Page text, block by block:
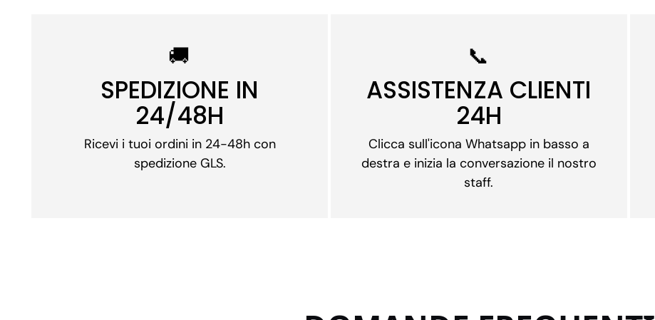
🚚
SPEDIZIONE IN
24/48H
Ricevi i tuoi ordini in 24-48h con
spedizione GLS.
📞
ASSISTENZA CLIENTI
24H
Clicca sull'icona Whatsapp in basso a
destra e inizia la conversazione il nostro
staff.